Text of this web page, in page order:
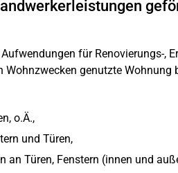
für Renovierungs-,
genutzte Wohnung
o.Ä.,
und Türen,
an Türen, Fenstern (innen und